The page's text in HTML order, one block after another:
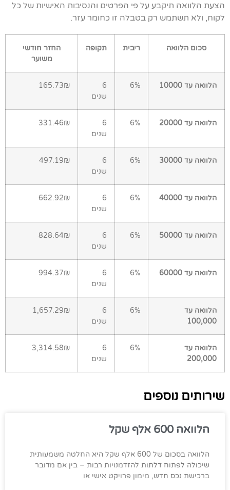
הצעת הלוואה תיקבע על פי הפרטים והנסיבות האישיות של כל
לקוח, ולא תשתמש רק בטבלה זו כחומר עזר.
סכום הלוואה ריבית תקופה
החזר חודשי
משוער
הלוואה עד 10000 6%
6
שנים
165.73₪
הלוואה עד 20000 6%
6
שנים
331.46₪
הלוואה עד 30000 6%
6
שנים
497.19₪
הלוואה עד 40000 6%
6
שנים
662.92₪
הלוואה עד 50000 6%
6
שנים
828.64₪
הלוואה עד 60000 6%
6
שנים
994.37₪
הלוואה עד
100,000
6%
6
שנים
1,657.29₪
הלוואה עד
200,000
6%
6
שנים
3,314.58₪
שירותים נוספים
הלוואה 600 אלף שקל
הלוואה בסכום של 600 אלף שקל היא החלטה משמעותית
שיכולה לפתוח דלתות להזדמנויות רבות – בין אם מדובר
ברכישת נכס חדש, מימון פרויקט אישי או